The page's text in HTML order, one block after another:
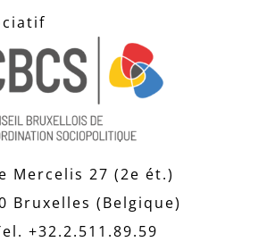
Mercelis 27 (2e ét.)
Bruxelles (Belgique)
+32.2.511.89.59